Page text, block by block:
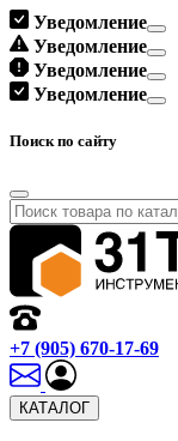
Уведомление
Уведомление
Уведомление
Уведомление
Поиск по сайту
+7 (905) 670-17-69
КАТАЛОГ